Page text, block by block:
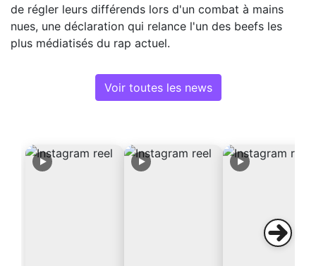
de régler leurs différends lors d'un combat à mains
nues, une déclaration qui relance l'un des beefs les
plus médiatisés du rap actuel.
Voir toutes les news